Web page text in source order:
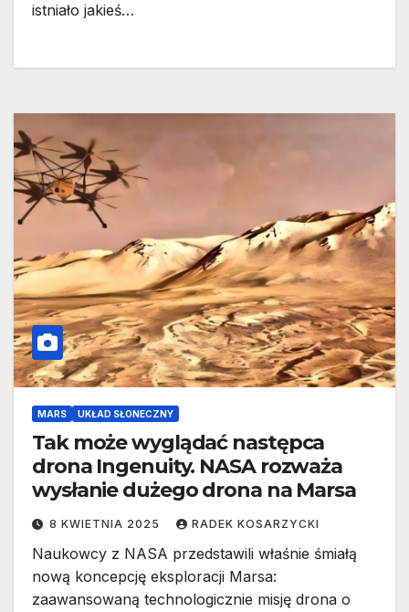
istniało jakieś…
MARS UKŁAD SŁONECZNY
Tak może wyglądać następca
drona Ingenuity. NASA rozważa
wysłanie dużego drona na Marsa
8 KWIETNIA 2025 RADEK KOSARZYCKI
Naukowcy z NASA przedstawili właśnie śmiałą
nową koncepcję eksploracji Marsa:
zaawansowaną technologicznie misję drona o